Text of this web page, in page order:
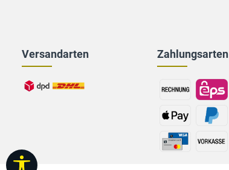
Zahlungsarten
Versandarten
Werkzeugleiste anzeigen